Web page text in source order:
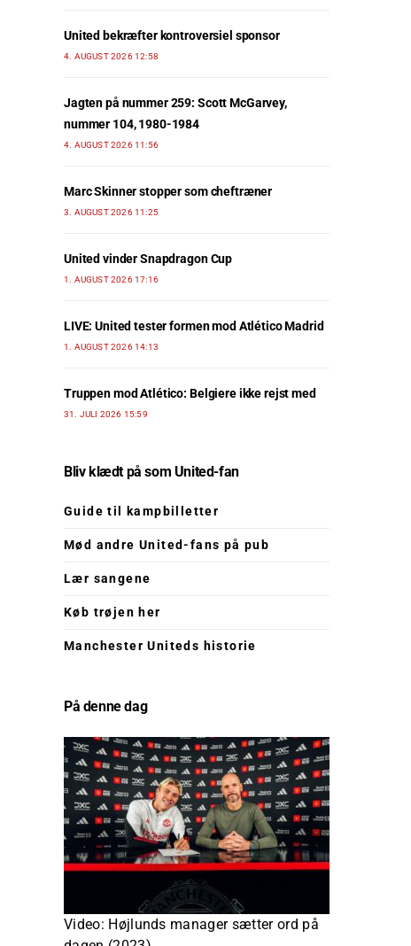
United bekræfter kontroversiel sponsor
4. AUGUST 2026 12:58
Jagten på nummer 259: Scott McGarvey,
nummer 104, 1980-1984
4. AUGUST 2026 11:56
Marc Skinner stopper som cheftræner
3. AUGUST 2026 11:25
United vinder Snapdragon Cup
1. AUGUST 2026 17:16
LIVE: United tester formen mod Atlético Madrid
1. AUGUST 2026 14:13
Truppen mod Atlético: Belgiere ikke rejst med
31. JULI 2026 15:59
Bliv klædt på som United-fan
Guide til kampbilletter
Mød andre United-fans på pub
Lær sangene
Køb trøjen her
Manchester Uniteds historie
På denne dag
Video: Højlunds manager sætter ord på